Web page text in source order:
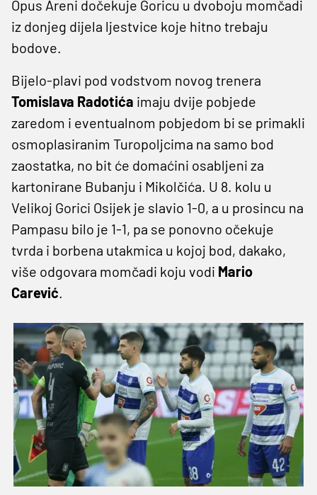
Opus Areni dočekuje Goricu u dvoboju momčadi
iz donjeg dijela ljestvice koje hitno trebaju
bodove.
Bijelo-plavi pod vodstvom novog trenera
Tomislava Radotića imaju dvije pobjede
zaredom i eventualnom pobjedom bi se primakli
osmoplasiranim Turopoljcima na samo bod
zaostatka, no bit će domaćini osabljeni za
kartonirane Bubanju i Mikolčića. U 8. kolu u
Velikoj Gorici Osijek je slavio 1-0, a u prosincu na
Pampasu bilo je 1-1, pa se ponovno očekuje
tvrda i borbena utakmica u kojoj bod, dakako,
više odgovara momčadi koju vodi Mario
Carević.